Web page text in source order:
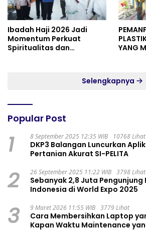
Ibadah Haji 2026 Jadi
Momentum Perkuat
Spiritualitas dan
YANG
Selengkapnya
Popular Post
1 8 September 2025 12:35 WIB 10768 Lihat
DKP3 Balangan Luncurkan
Pertanian Akurat SI-PELITA
2 26 September 2025 11:22 WIB 3798 Lihat
Sebanyak 2,8 Juta Pengunjung
Indonesia di World Expo 2025
3 9 Maret 2026 11:55 WIB 3779 Lihat
Cara Membersihkan Laptop
Kapan Waktu Maintenance